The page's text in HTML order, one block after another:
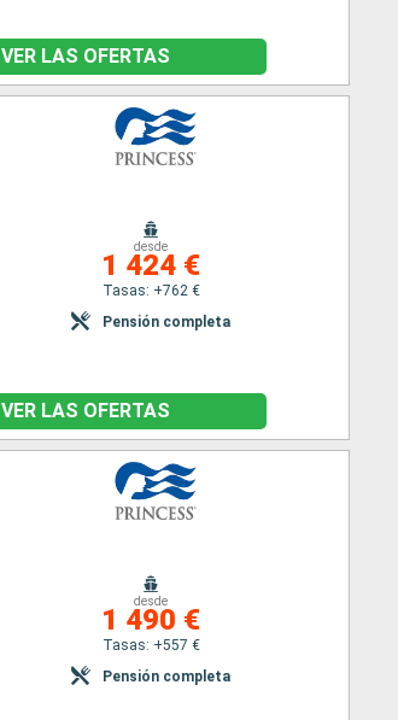
VER LAS OFERTAS
desde
1 424 €
Tasas: +762 €
Pensión completa
VER LAS OFERTAS
desde
1 490 €
Tasas: +557 €
Pensión completa